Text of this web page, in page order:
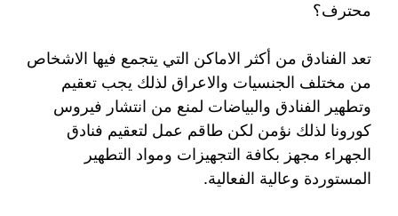
محترف؟
تعد الفنادق من أكثر الاماكن التي يتجمع فيها الاشخاص
من مختلف الجنسيات والاعراق لذلك يجب تعقيم
وتطهير الفنادق والبياضات لمنع من انتشار فيروس
كورونا لذلك نؤمن لكن طاقم عمل لتعقيم فنادق
الجهراء مجهز بكافة التجهيزات ومواد التطهير
المستوردة وعالية الفعالية.